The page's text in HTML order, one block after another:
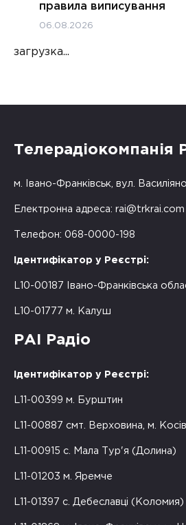
правила виписування
06.08.2026
загрузка...
Телерадіокомпанія
м. Івано-Франківськ, вул.
Електронна адреса: rai@trkrai.com
Телефон: 068-0000-198
Ідентифікатор у Реєстрі:
L10-00187 Івано-Франківська
L10-01777 м. Калуш
РАІ Радіо
Ідентифікатор у Реєстрі:
L11-00399 м. Бурштин
L11-00887 смт. Верховина, м. Косів
L11-00915 с. Мала Тур'я (Долина)
L11-01203 м. Яремче
L11-01397 с. Дебеславці (Коломия)